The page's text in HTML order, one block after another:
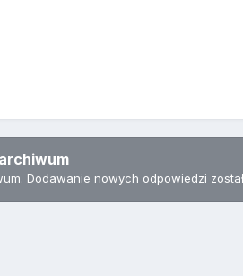
Dodawanie nowych odpowiedzi